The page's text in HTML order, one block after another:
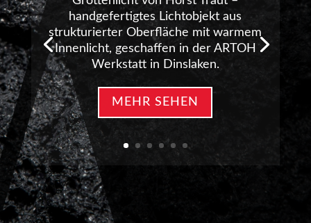
handgefertigtes Lichtobjekt aus
strukturierter Oberfläche mit warmem
Innenlicht, geschaffen in der ARTOH
Werkstatt in Dinslaken.
MEHR SEHEN